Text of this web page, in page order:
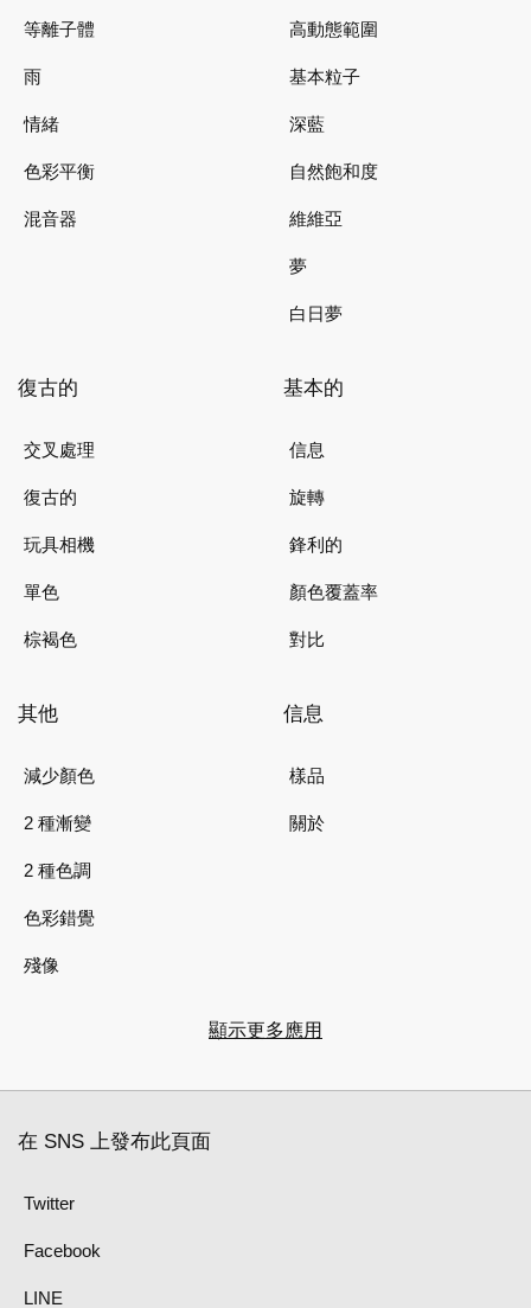
等離子體
雨
情緒
色彩平衡
混音器
高動態範圍
基本粒子
深藍
自然飽和度
維維亞
夢
白日夢
復古的
交叉處理
復古的
玩具相機
單色
棕褐色
基本的
信息
旋轉
鋒利的
顏色覆蓋率
對比
其他
減少顏色
2 種漸變
2 種色調
色彩錯覺
殘像
信息
樣品
關於
顯示更多應用
在 SNS 上發布此頁面
Twitter
Facebook
LINE